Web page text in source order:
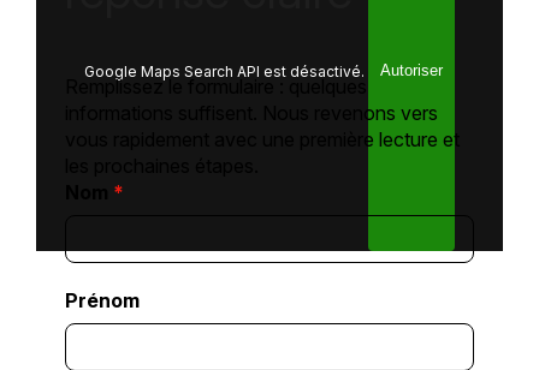
Google Maps Search API est désactivé. Autoriser
Remplissez le formulaire : quelques
informations suffisent. Nous revenons vers
vous rapidement avec une première lecture et
*
Prénom